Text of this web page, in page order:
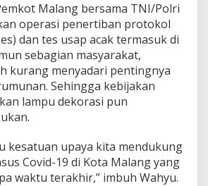
Malang bersama TNI/Polri
operasi penertiban protokol
dan tes usap acak termasuk di
sebagian masyarakat,
kurang menyadari pentingnya
Sehingga kebijakan
lampu dekorasi pun
kesatuan upaya kita mendukung
Covid-19 di Kota Malang yang
waktu terakhir,” imbuh Wahyu.